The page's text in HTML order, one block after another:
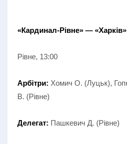
«Кардинал-Рівне» — «Харків»
Рівне, 13:00
Арбітри: Хомич О. (Луцьк),
В. (Рівне)
Делегат: Пашкевич Д. (Рівне)